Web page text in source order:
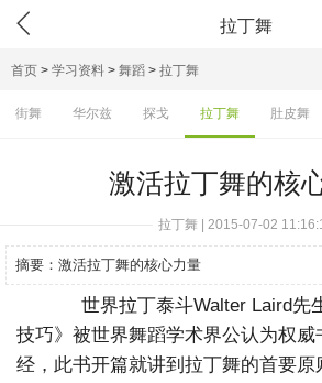
 拉丁舞
首页 > 学习资料 > 舞蹈 > 拉丁舞
街舞 华尔兹 探戈 拉丁舞 肚皮舞
激活拉丁舞的核
拉丁舞 | 2015-07-02
摘要： 激活拉丁舞的核心力量
世界拉丁泰斗Walter Laird先
技巧》被世界舞蹈学术界公认为权威
经，此书开篇就讲到拉丁舞的首要原